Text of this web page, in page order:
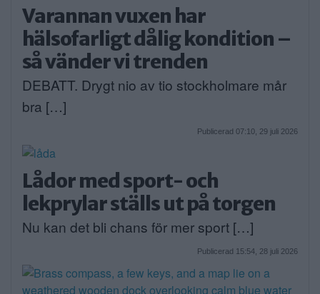
Varannan vuxen har
hälsofarligt dålig kondition –
så vänder vi trenden
DEBATT. Drygt nio av tio stockholmare mår
bra […]
Publicerad 07:10, 29 juli 2026
Lådor med sport- och
lekprylar ställs ut på torgen
Nu kan det bli chans för mer sport […]
Publicerad 15:54, 28 juli 2026